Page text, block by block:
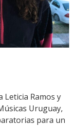
Leticia Ramos y
Uruguay,
para un